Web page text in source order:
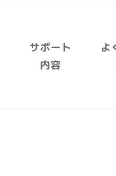
サポート
内容
よ